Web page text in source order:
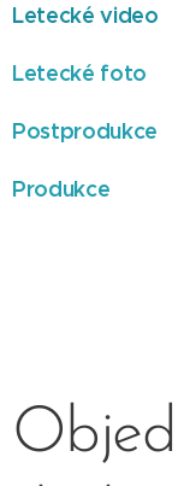
Letecké video
Letecké foto
Postprodukce
Produkce